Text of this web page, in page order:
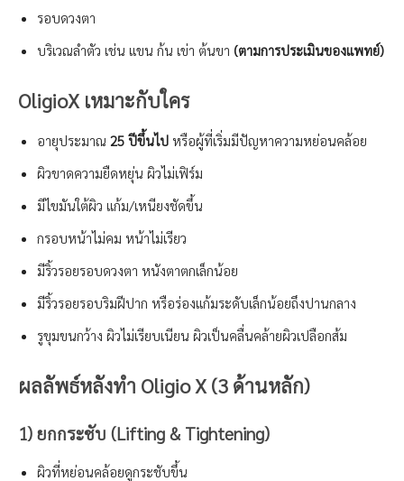
รอบดวงตา
บริเวณลำตัว เช่น แขน ก้น เข่า ต้นขา (ตามการประเมินของแพทย์)
OligioX เหมาะกับใคร
อายุประมาณ 25 ปีขึ้นไป หรือผู้ที่เริ่มมีปัญหาความหย่อนคล้อย
ผิวขาดความยืดหยุ่น ผิวไม่เฟิร์ม
มีไขมันใต้ผิว แก้ม/เหนียงชัดขึ้น
กรอบหน้าไม่คม หน้าไม่เรียว
มีริ้วรอยรอบดวงตา หนังตาตกเล็กน้อย
มีริ้วรอยรอบริมฝีปาก หรือร่องแก้มระดับเล็กน้อยถึงปานกลาง
รูขุมขนกว้าง ผิวไม่เรียบเนียน ผิวเป็นคลื่นคล้ายผิวเปลือกส้ม
ผลลัพธ์หลังทำ Oligio X (3 ด้านหลัก)
1) ยกกระชับ (Lifting & Tightening)
ผิวที่หย่อนคล้อยดูกระชับขึ้น